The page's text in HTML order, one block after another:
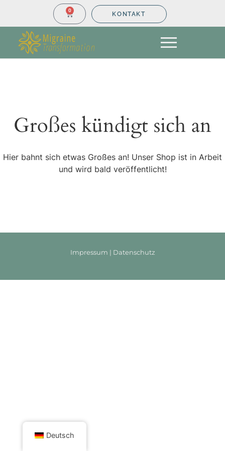
KONTAKT
0
Großes kündigt sich an
Hier bahnt sich etwas Großes an! Unser Shop ist in Arbeit
und wird bald veröffentlicht!
Impressum | Datenschutz
Deutsch